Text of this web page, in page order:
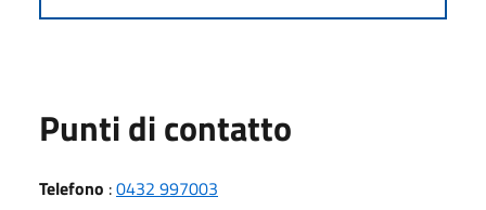
Punti di contatto
Telefono :0432 997003